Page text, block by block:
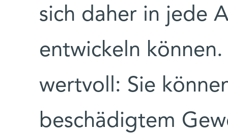
sich daher in jede
entwickeln
wertvoll: Sie
beschädigtem